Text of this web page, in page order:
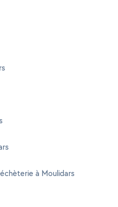
à Moulidars